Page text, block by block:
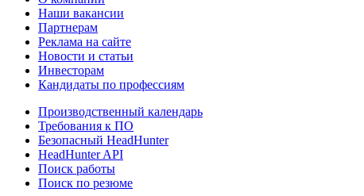
Наши вакансии
Партнерам
Реклама на сайте
Новости и статьи
Инвесторам
Кандидаты по профессиям
Производственный календарь
Требования к ПО
Безопасный HeadHunter
HeadHunter API
Поиск работы
Поиск по резюме